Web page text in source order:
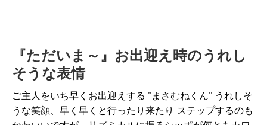
『ただいま～』お出迎え時のうれし
そうな表情
ご主人をいち早くお出迎えする ”まさむねくん” うれしそ
うな笑顔、早く早くと行ったり来たり ステップするのも